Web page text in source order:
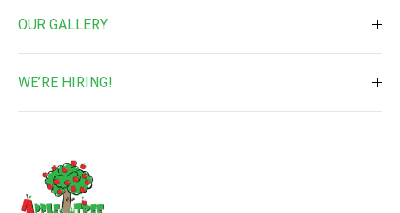
Pre-Nursery
Nursery
Kindergarten 2
OUR GALLERY
Enrichment Programs
School Events
WE’RE HIRING!